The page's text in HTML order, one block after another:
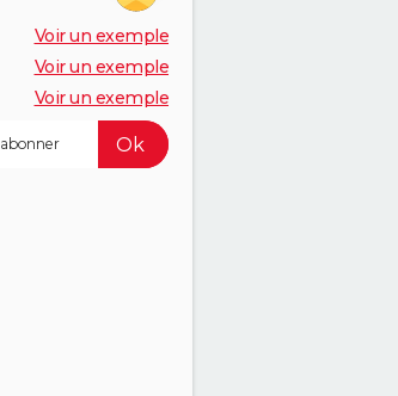
Voir un exemple
Voir un exemple
Voir un exemple